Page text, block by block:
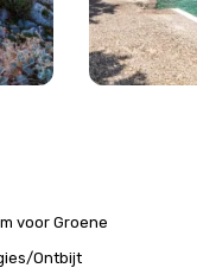
voor Groene
Ontbijt